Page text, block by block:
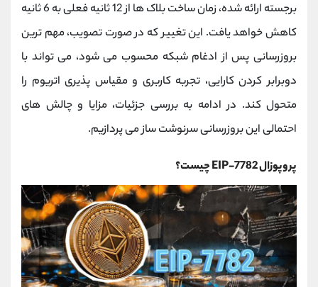
برجسته ارائه شده، زمان ساخت بلاک ‌ها از 12 ثانیه فعلی به 6 ثانیه
کاهش خواهد یافت. این تغییر که در صورت تصویب، مهم ‌ترین
بروزرسانی پس از ادغام شبکه محسوب می ‌شود، می ‌تواند با
دوبرابر کردن کارایی، تجربه کاربری و مقیاس ‌پذیری اتریوم را
متحول کند. در ادامه به بررسی جزئیات، مزایا و چالش ‌های
احتمالی این بروزرسانی سرنوشت‌ ساز می ‌پردازیم.
پروپوزال EIP-7782 چیست؟
اینستاگرام @alireza.mehrabii
کانال تلگرام @alirezamehrabi_com
@alirezamehrabi_official